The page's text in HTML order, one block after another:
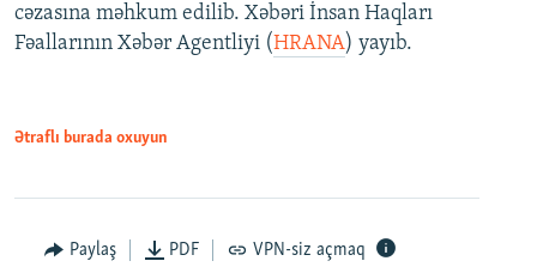
cəzasına məhkum edilib. Xəbəri İnsan Haqları
Fəallarının Xəbər Agentliyi (HRANA) yayıb.
Ətraflı burada oxuyun
Paylaş PDF VPN-siz açmaq